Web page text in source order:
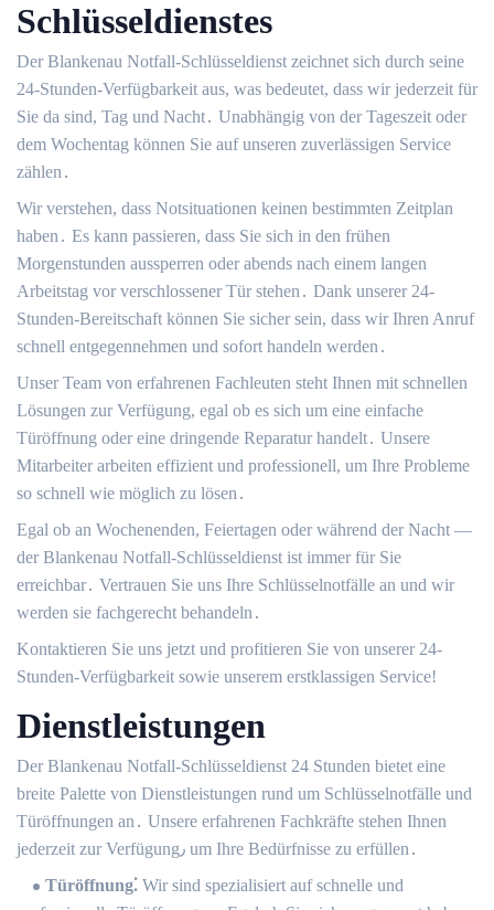
Schlüsseldienstes
Der Blankenau Notfall-Schlüsseldienst zeichnet sich durch seine
24-Stunden-Verfügbarkeit aus, was bedeutet, dass wir jederzeit für
Sie da sind, Tag und Nacht․ Unabhängig von der Tageszeit oder
dem Wochentag können Sie auf unseren zuverlässigen Service
zählen․
Wir verstehen, dass Notsituationen keinen bestimmten Zeitplan
haben․ Es kann passieren, dass Sie sich in den frühen
Morgenstunden aussperren oder abends nach einem langen
Arbeitstag vor verschlossener Tür stehen․ Dank unserer 24-
Stunden-Bereitschaft können Sie sicher sein, dass wir Ihren Anruf
schnell entgegennehmen und sofort handeln werden․
Unser Team von erfahrenen Fachleuten steht Ihnen mit schnellen
Lösungen zur Verfügung, egal ob es sich um eine einfache
Türöffnung oder eine dringende Reparatur handelt․ Unsere
Mitarbeiter arbeiten effizient und professionell, um Ihre Probleme
so schnell wie möglich zu lösen․
Egal ob an Wochenenden, Feiertagen oder während der Nacht ―
der Blankenau Notfall-Schlüsseldienst ist immer für Sie
erreichbar․ Vertrauen Sie uns Ihre Schlüsselnotfälle an und wir
werden sie fachgerecht behandeln․
Kontaktieren Sie uns jetzt und profitieren Sie von unserer 24-
Stunden-Verfügbarkeit sowie unserem erstklassigen Service!
Dienstleistungen
Der Blankenau Notfall-Schlüsseldienst 24 Stunden bietet eine
breite Palette von Dienstleistungen rund um Schlüsselnotfälle und
Türöffnungen an․ Unsere erfahrenen Fachkräfte stehen Ihnen
jederzeit zur Verfügung٫ um Ihre Bedürfnisse zu erfüllen․
Türöffnung⁚ Wir sind spezialisiert auf schnelle und